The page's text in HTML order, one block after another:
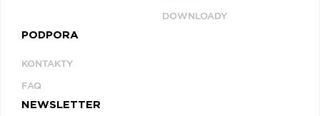
DOWNLOADY
PODPORA
KONTAKTY
FAQ
NEWSLETTER